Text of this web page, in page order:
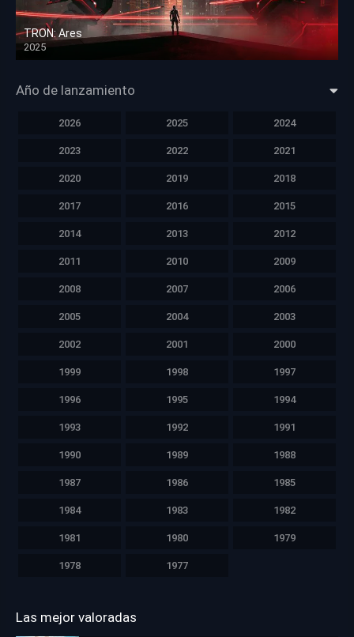
TRON: Ares
2025
HD 1080p
Año de lanzamiento
2026 2025 2024
2023 2022 2021
2020 2019 2018
2017 2016 2015
2014 2013 2012
2011 2010 2009
2008 2007 2006
2005 2004 2003
2002 2001 2000
1999 1998 1997
1996 1995 1994
1993 1992 1991
1990 1989 1988
1987 1986 1985
1984 1983 1982
1981 1980 1979
1978 1977
Las mejor valoradas